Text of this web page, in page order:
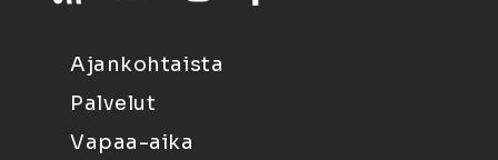
Ajankohtaista
Palvelut
Vapaa-aika